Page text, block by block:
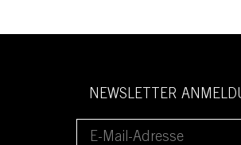
NEWSLETTER